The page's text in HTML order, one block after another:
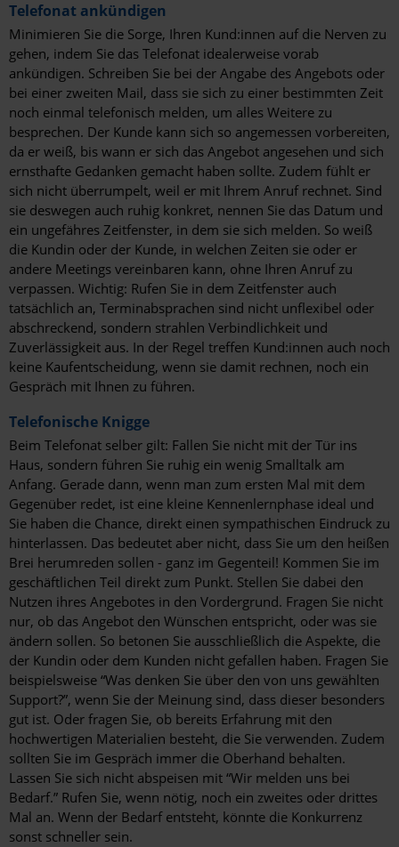
Telefonat ankündigen
Minimieren Sie die Sorge, Ihren Kund:innen auf die Nerven zu
gehen, indem Sie das Telefonat idealerweise vorab
ankündigen. Schreiben Sie bei der Angabe des Angebots oder
bei einer zweiten Mail, dass sie sich zu einer bestimmten Zeit
noch einmal telefonisch melden, um alles Weitere zu
besprechen. Der Kunde kann sich so angemessen vorbereiten,
da er weiß, bis wann er sich das Angebot angesehen und sich
ernsthafte Gedanken gemacht haben sollte. Zudem fühlt er
sich nicht überrumpelt, weil er mit Ihrem Anruf rechnet. Sind
sie deswegen auch ruhig konkret, nennen Sie das Datum und
ein ungefähres Zeitfenster, in dem sie sich melden. So weiß
die Kundin oder der Kunde, in welchen Zeiten sie oder er
andere Meetings vereinbaren kann, ohne Ihren Anruf zu
verpassen. Wichtig: Rufen Sie in dem Zeitfenster auch
tatsächlich an, Terminabsprachen sind nicht unflexibel oder
abschreckend, sondern strahlen Verbindlichkeit und
Zuverlässigkeit aus. In der Regel treffen Kund:innen auch noch
keine Kaufentscheidung, wenn sie damit rechnen, noch ein
Gespräch mit Ihnen zu führen.
Telefonische Knigge
Beim Telefonat selber gilt: Fallen Sie nicht mit der Tür ins
Haus, sondern führen Sie ruhig ein wenig Smalltalk am
Anfang. Gerade dann, wenn man zum ersten Mal mit dem
Gegenüber redet, ist eine kleine Kennenlernphase ideal und
Sie haben die Chance, direkt einen sympathischen Eindruck zu
hinterlassen. Das bedeutet aber nicht, dass Sie um den heißen
Brei herumreden sollen - ganz im Gegenteil! Kommen Sie im
geschäftlichen Teil direkt zum Punkt. Stellen Sie dabei den
Nutzen ihres Angebotes in den Vordergrund. Fragen Sie nicht
nur, ob das Angebot den Wünschen entspricht, oder was sie
ändern sollen. So betonen Sie ausschließlich die Aspekte, die
der Kundin oder dem Kunden nicht gefallen haben. Fragen Sie
beispielsweise “Was denken Sie über den von uns gewählten
Support?”, wenn Sie der Meinung sind, dass dieser besonders
gut ist. Oder fragen Sie, ob bereits Erfahrung mit den
hochwertigen Materialien besteht, die Sie verwenden. Zudem
sollten Sie im Gespräch immer die Oberhand behalten.
Lassen Sie sich nicht abspeisen mit “Wir melden uns bei
Bedarf.” Rufen Sie, wenn nötig, noch ein zweites oder drittes
Mal an. Wenn der Bedarf entsteht, könnte die Konkurrenz
sonst schneller sein.